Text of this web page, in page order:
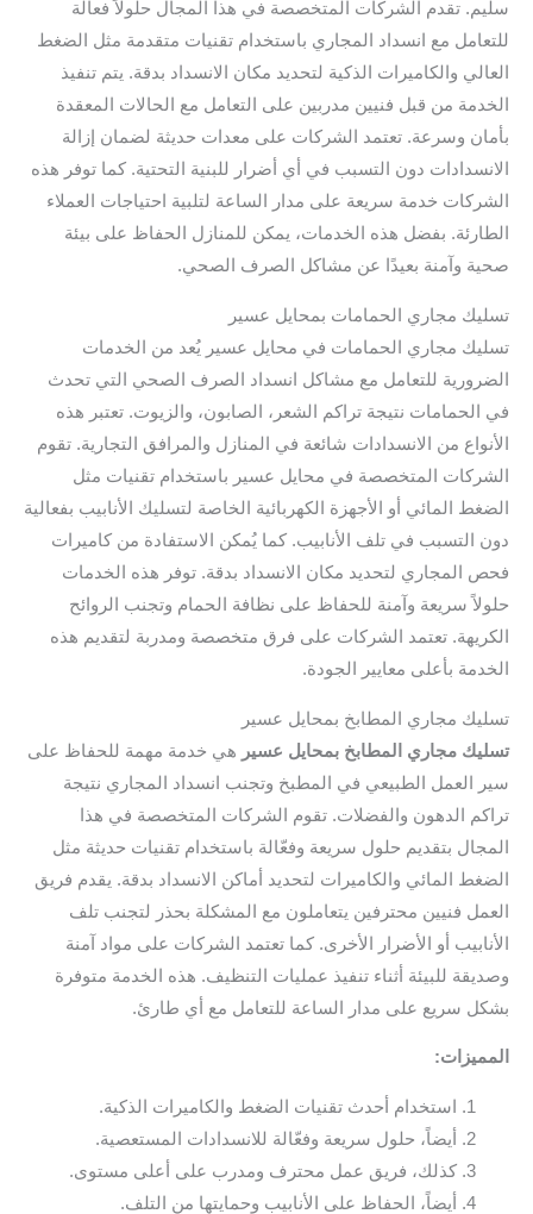
سليم. تقدم الشركات المتخصصة في هذا المجال حلولاً فعالة
للتعامل مع انسداد المجاري باستخدام تقنيات متقدمة مثل الضغط
العالي والكاميرات الذكية لتحديد مكان الانسداد بدقة. يتم تنفيذ
الخدمة من قبل فنيين مدربين على التعامل مع الحالات المعقدة
بأمان وسرعة. تعتمد الشركات على معدات حديثة لضمان إزالة
الانسدادات دون التسبب في أي أضرار للبنية التحتية. كما توفر هذه
الشركات خدمة سريعة على مدار الساعة لتلبية احتياجات العملاء
الطارئة. بفضل هذه الخدمات، يمكن للمنازل الحفاظ على بيئة
صحية وآمنة بعيدًا عن مشاكل الصرف الصحي.
تسليك مجاري الحمامات بمحايل عسير
تسليك مجاري الحمامات في محايل عسير يُعد من الخدمات
الضرورية للتعامل مع مشاكل انسداد الصرف الصحي التي تحدث
في الحمامات نتيجة تراكم الشعر، الصابون، والزيوت. تعتبر هذه
الأنواع من الانسدادات شائعة في المنازل والمرافق التجارية. تقوم
الشركات المتخصصة في محايل عسير باستخدام تقنيات مثل
الضغط المائي أو الأجهزة الكهربائية الخاصة لتسليك الأنابيب بفعالية
دون التسبب في تلف الأنابيب. كما يُمكن الاستفادة من كاميرات
فحص المجاري لتحديد مكان الانسداد بدقة. توفر هذه الخدمات
حلولاً سريعة وآمنة للحفاظ على نظافة الحمام وتجنب الروائح
الكريهة. تعتمد الشركات على فرق متخصصة ومدربة لتقديم هذه
الخدمة بأعلى معايير الجودة.
تسليك مجاري المطابخ بمحايل عسير
تسليك مجاري المطابخ بمحايل عسير هي خدمة مهمة للحفاظ على
سير العمل الطبيعي في المطبخ وتجنب انسداد المجاري نتيجة
تراكم الدهون والفضلات. تقوم الشركات المتخصصة في هذا
المجال بتقديم حلول سريعة وفعّالة باستخدام تقنيات حديثة مثل
الضغط المائي والكاميرات لتحديد أماكن الانسداد بدقة. يقدم فريق
العمل فنيين محترفين يتعاملون مع المشكلة بحذر لتجنب تلف
الأنابيب أو الأضرار الأخرى. كما تعتمد الشركات على مواد آمنة
وصديقة للبيئة أثناء تنفيذ عمليات التنظيف. هذه الخدمة متوفرة
بشكل سريع على مدار الساعة للتعامل مع أي طارئ.
المميزات:
استخدام أحدث تقنيات الضغط والكاميرات الذكية.
أيضاً، حلول سريعة وفعّالة للانسدادات المستعصية.
كذلك، فريق عمل محترف ومدرب على أعلى مستوى.
أيضاً، الحفاظ على الأنابيب وحمايتها من التلف.